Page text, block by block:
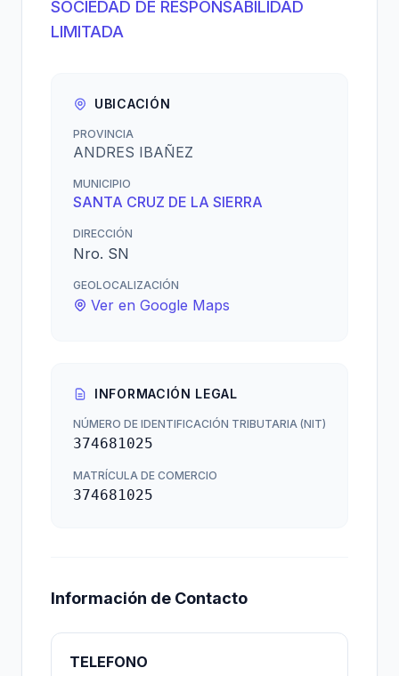
SOCIEDAD DE RESPONSABILIDAD
LIMITADA
UBICACIÓN
PROVINCIA
ANDRES IBAÑEZ
MUNICIPIO
SANTA CRUZ DE LA SIERRA
DIRECCIÓN
Nro. SN
GEOLOCALIZACIÓN
Ver en Google Maps
INFORMACIÓN LEGAL
NÚMERO DE IDENTIFICACIÓN TRIBUTARIA (NIT)
374681025
MATRÍCULA DE COMERCIO
374681025
Información de Contacto
TELEFONO